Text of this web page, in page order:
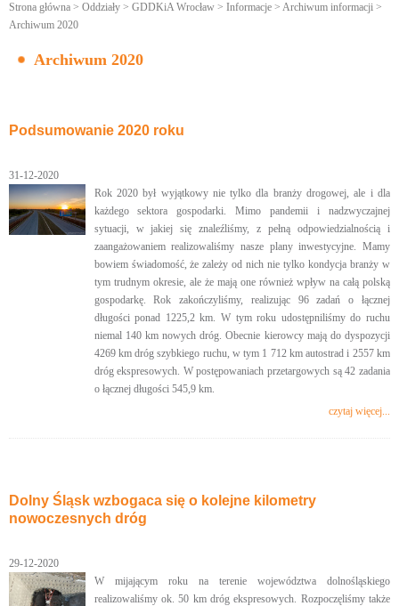
Strona główna > Oddziały > GDDKiA Wrocław > Informacje > Archiwum informacji >
Archiwum 2020
Archiwum 2020
Podsumowanie 2020 roku
31-12-2020
Rok 2020 był wyjątkowy nie tylko dla branży drogowej, ale i dla
każdego sektora gospodarki. Mimo pandemii i nadzwyczajnej
sytuacji, w jakiej się znaleźliśmy, z pełną odpowiedzialnością i
zaangażowaniem realizowaliśmy nasze plany inwestycyjne. Mamy
bowiem świadomość, że zależy od nich nie tylko kondycja branży w
tym trudnym okresie, ale że mają one również wpływ na całą polską
gospodarkę. Rok zakończyliśmy, realizując 96 zadań o łącznej
długości ponad 1225,2 km. W tym roku udostępniliśmy do ruchu
niemal 140 km nowych dróg. Obecnie kierowcy mają do dyspozycji
4269 km dróg szybkiego ruchu, w tym 1 712 km autostrad i 2557 km
dróg ekspresowych. W postępowaniach przetargowych są 42 zadania
o łącznej długości 545,9 km.
czytaj więcej...
Dolny Śląsk wzbogaca się o kolejne kilometry
nowoczesnych dróg
29-12-2020
W mijającym roku na terenie województwa dolnośląskiego
realizowaliśmy ok. 50 km dróg ekspresowych. Rozpoczęliśmy także